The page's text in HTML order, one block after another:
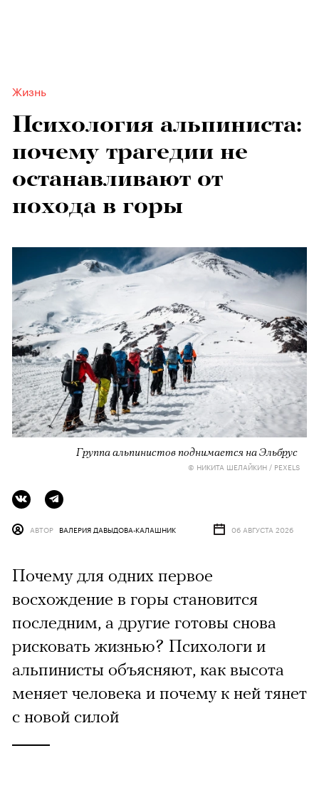
Жизнь
Психология альпиниста:
почему трагедии не
останавливают от
похода в горы
Группа альпинистов поднимается на Эльбрус
© НИКИТА ШЕЛАЙКИН / PEXELS
АВТОР ВАЛЕРИЯ ДАВЫДОВА-КАЛАШНИК 06 АВГУСТА 2026
Почему для одних первое
восхождение в горы становится
последним, а другие готовы снова
рисковать жизнью? Психологи и
альпинисты объясняют, как высота
меняет человека и почему к ней тянет
с новой силой